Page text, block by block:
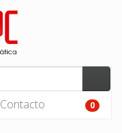
Contacto 0